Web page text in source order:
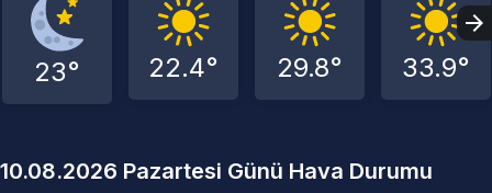
23° 22.4° 29.8° 33.9°
10.08.2026 Pazartesi Günü Hava Durumu